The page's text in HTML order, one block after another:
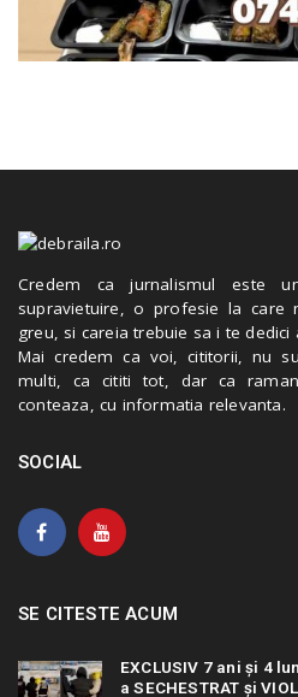
Credem ca jurnalismul este
supravietuire, o profesie la
greu, si careia trebuie sa i te
Mai credem ca voi, cititorii, nu
multi, ca cititi tot, dar ca
conteaza, cu informatia relevanta.
SOCIAL
SE CITESTE ACUM
EXCLUSIV 7 ani și 4
a SECHESTRAT și